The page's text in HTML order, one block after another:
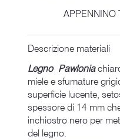
APPENNINO
Descrizione materiali
Legno Pawlonia
miele e sfumature
superficie lucente,
spessore di 14 mm
inchiostro nero per
del legno.